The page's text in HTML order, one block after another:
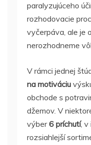
paralyzujúceho
rozhodovacie
vyčerpáva, ale je
nerozhodneme
V rámci jednej
na motiváciu
obchode s
džemov. V
výber6 príchutí, v
rozsiahlejší